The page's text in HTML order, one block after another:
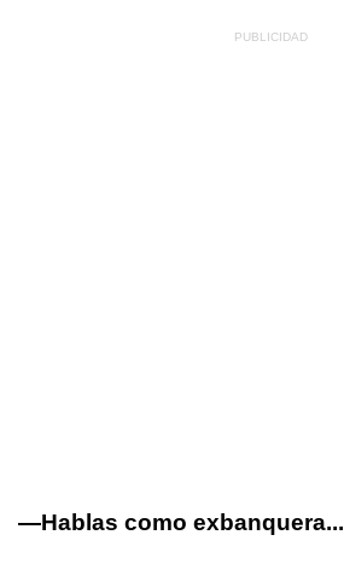
—Hablas como exbanquera...